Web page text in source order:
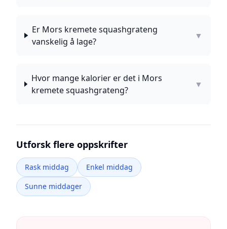
Er Mors kremete squashgrateng
vanskelig å lage?
▼
Hvor mange kalorier er det i Mors
kremete squashgrateng?
▼
Utforsk flere oppskrifter
Rask middag
Enkel middag
Sunne middager